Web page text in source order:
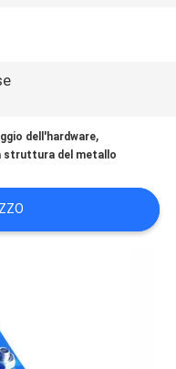
dell'hardware,
struttura del metallo